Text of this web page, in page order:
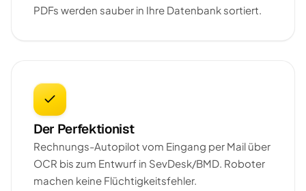
PDFs werden sauber in Ihre Datenbank sortiert.
Der Perfektionist
Rechnungs-Autopilot vom Eingang per Mail über
OCR bis zum Entwurf in SevDesk/BMD. Roboter
machen keine Flüchtigkeitsfehler.